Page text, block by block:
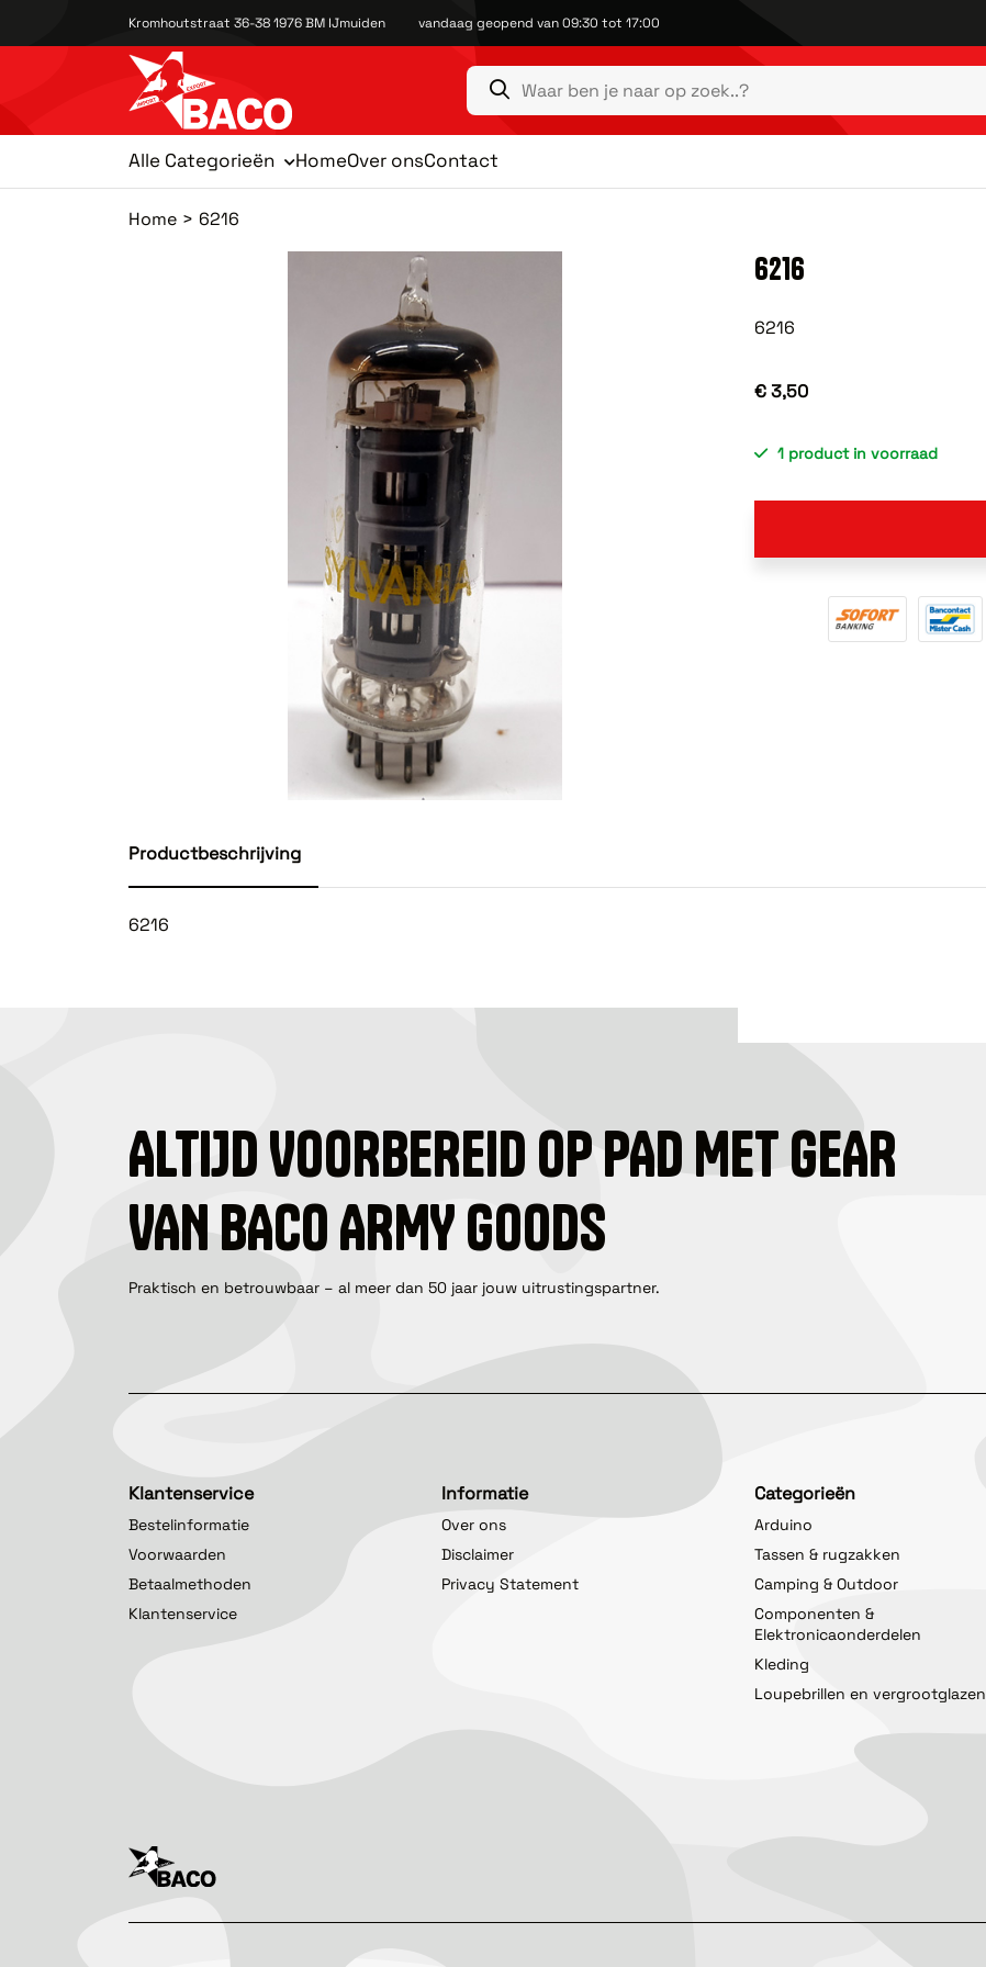
Kromhoutstraat 36-38 1976 BM IJmuiden vandaag geopend van 09:30 tot 17:00
Alle Categorieën HomeOver onsContact
Home 6216
6216
6216
€ 3,50
1 product in voorraad
Productbeschrijving
6216
ALTIJD VOORBEREID OP PAD MET GEAR
VAN BACO ARMY GOODS
Praktisch en betrouwbaar – al meer dan 50 jaar jouw uitrustingspartner.
Klantenservice
Bestelinformatie
Voorwaarden
Betaalmethoden
Klantenservice
Informatie
Over ons
Disclaimer
Privacy Statement
Categorieën
Arduino
Tassen & rugzakken
Camping & Outdoor
Componenten &
Elektronicaonderdelen
Kleding
Loupebrillen en vergrootglazen